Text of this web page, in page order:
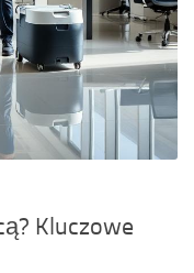
Kluczowe